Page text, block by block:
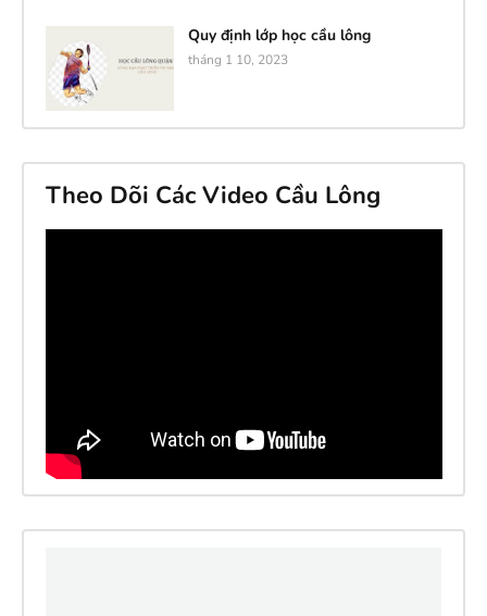
Quy định lớp học cầu lông
tháng 1 10, 2023
Theo Dõi Các Video Cầu Lông